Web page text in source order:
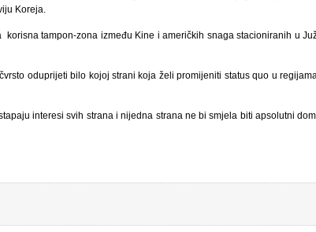
Koreja.
korisna tampon-zona između Kine i američkih snaga stacioniranih u
oduprijeti bilo kojoj strani koja želi promijeniti status quo u
interesi svih strana i nijedna strana ne bi smjela biti apsolutni